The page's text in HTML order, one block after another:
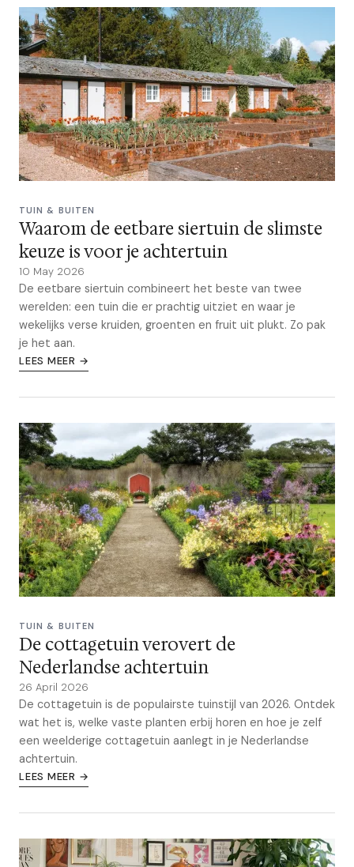
TUIN & BUITEN
Waarom de eetbare siertuin de slimste
keuze is voor je achtertuin
10 May 2026
De eetbare siertuin combineert het beste van twee
werelden: een tuin die er prachtig uitziet en waar je
wekelijks verse kruiden, groenten en fruit uit plukt. Zo pak
je het aan.
LEES MEER →
TUIN & BUITEN
De cottagetuin verovert de
Nederlandse achtertuin
26 April 2026
De cottagetuin is de populairste tuinstijl van 2026. Ontdek
wat het is, welke vaste planten erbij horen en hoe je zelf
een weelderige cottagetuin aanlegt in je Nederlandse
achtertuin.
LEES MEER →